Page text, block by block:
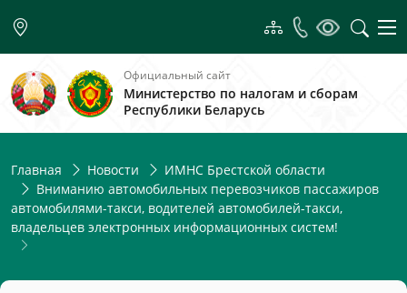
Официальный сайт
Министерство по налогам и сборам
Республики Беларусь
Главная Новости
ИМНС Брестской области
Вниманию автомобильных перевозчиков пассажиров
автомобилями-такси, водителей автомобилей-такси,
владельцев электронных информационных систем!